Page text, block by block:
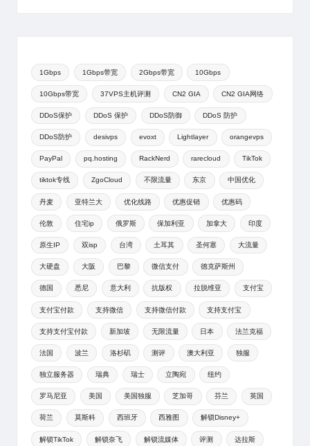
1Gbps 1Gbps带宽 2Gbps带宽 10Gbps
10Gbps带宽 37VPS主机评测 CN2 GIA CN2 GIA网络
DDoS保护 DDoS 保护 DDoS防御 DDoS 防护
DDoS防护 desivps evoxt Lightlayer orangevps
PayPal pq.hosting RackNerd rarecloud TikTok
tiktok专线 ZgoCloud 不限流量 东京 中国优化
丹麦 亚特兰大 优化线路 优惠促销 优惠码
伦敦 住宅ip 俄罗斯 保加利亚 加拿大 印度
原生IP 双isp 台湾 土耳其 圣何塞 大流量
大硬盘 大阪 巴黎 微信支付 德克萨斯州
德国 悉尼 意大利 抗版权 拉脱维亚 支付宝
支付宝付款 支持微信 支持微信付款 支持支付宝
支持支付宝付款 新加坡 无限流量 日本 法兰克福
法国 波兰 洛杉矶 测评 澳大利亚 独服
独立服务器 瑞典 瑞士 立陶宛 纽约
罗马尼亚 美国 美国独服 芝加哥 芬兰 英国
荷兰 莫斯科 西班牙 西雅图 解锁Disney+
解锁TikTok 解锁奈飞 解锁流媒体 评测 达拉斯